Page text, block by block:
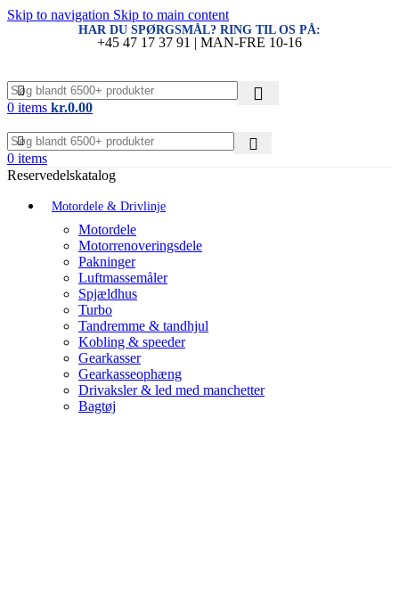
Skip to navigation Skip to main content
HAR DU SPØRGSMÅL? RING TIL OS PÅ:
+45 47 17 37 91 | MAN-FRE 10-16
0 items kr.0.00
0 items
Reservedelskatalog
Motordele & Drivlinje
Motordele
Motorrenoveringsdele
Pakninger
Luftmassemåler
Spjældhus
Turbo
Tandremme & tandhjul
Kobling & speeder
Gearkasser
Gearkasseophæng
Drivaksler & led med manchetter
Bagtøj